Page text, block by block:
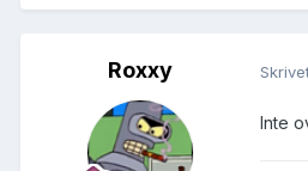
Roxxy
Inte